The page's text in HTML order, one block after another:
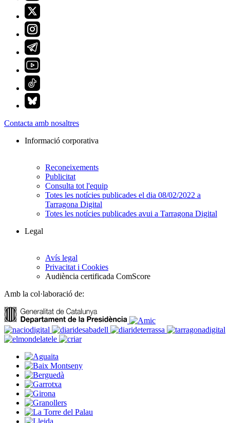
Contacta amb nosaltres
Informació corporativa
Reconeixements
Publicitat
Consulta tot l'equip
Totes les notícies publicades el dia 08/02/2022 a
Tarragona Digital
Totes les notícies publicades avui a Tarragona Digital
Legal
Avís legal
Privacitat i Cookies
Audiència certificada ComScore
Amb la col·laboració de: